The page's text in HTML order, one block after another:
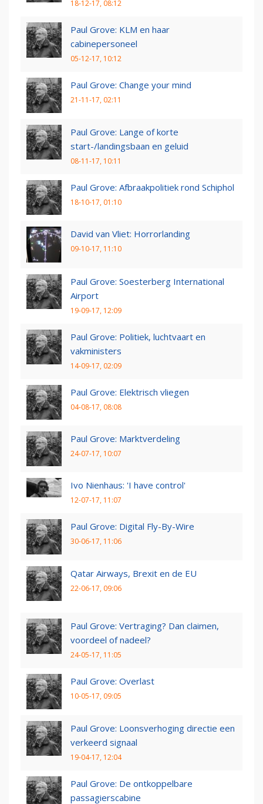
18-12-17, 08:12
Paul Grove: KLM en haar
cabinepersoneel
05-12-17, 10:12
Paul Grove: Change your mind
21-11-17, 02:11
Paul Grove: Lange of korte
start-/landingsbaan en geluid
08-11-17, 10:11
Paul Grove: Afbraakpolitiek rond Schiphol
18-10-17, 01:10
David van Vliet: Horrorlanding
09-10-17, 11:10
Paul Grove: Soesterberg International
Airport
19-09-17, 12:09
Paul Grove: Politiek, luchtvaart en
vakministers
14-09-17, 02:09
Paul Grove: Elektrisch vliegen
04-08-17, 08:08
Paul Grove: Marktverdeling
24-07-17, 10:07
Ivo Nienhaus: 'I have control'
12-07-17, 11:07
Paul Grove: Digital Fly-By-Wire
30-06-17, 11:06
Qatar Airways, Brexit en de EU
22-06-17, 09:06
Paul Grove: Vertraging? Dan claimen,
voordeel of nadeel?
24-05-17, 11:05
Paul Grove: Overlast
10-05-17, 09:05
Paul Grove: Loonsverhoging directie een
verkeerd signaal
19-04-17, 12:04
Paul Grove: De ontkoppelbare
passagierscabine